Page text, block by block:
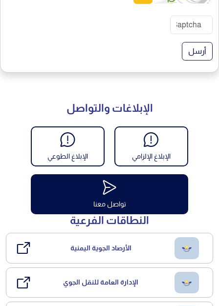
أرسل
الإبلاغات والتواصل
الإبلاغ الإلزامي الإبلاغ الطوعي
تواصل معنا
النطاقات الفرعية
الأرصاد الجوية اليمنية
الإدارة العامة للنقل الجوي